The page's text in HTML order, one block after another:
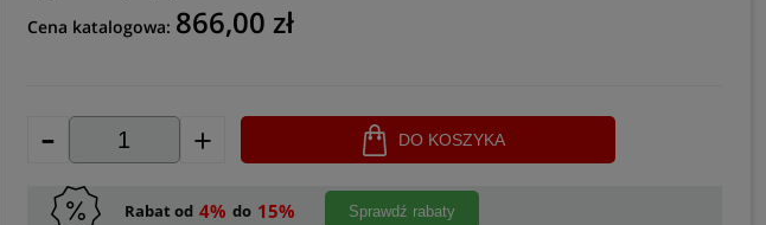
Cena katalogowa: 866,00 zł
- + DO KOSZYKA
Rabat od 4% do 15% Sprawdź rabaty